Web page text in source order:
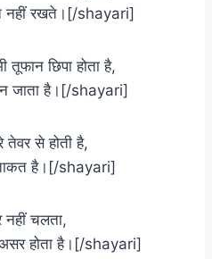
नहीं रखते।[/shayari]
तूफान छिपा होता है,
जाता है।[/shayari]
तेवर से होती है,
है।[/shayari]
नहीं चलता,
असर होता है।[/shayari]